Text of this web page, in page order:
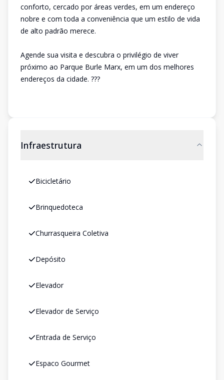
conforto, cercado por áreas verdes, em um endereço
nobre e com toda a conveniência que um estilo de vida
de alto padrão merece.
Agende sua visita e descubra o privilégio de viver
próximo ao Parque Burle Marx, em um dos melhores
endereços da cidade. ???
Infraestrutura
Bicicletário
Brinquedoteca
Churrasqueira Coletiva
Depósito
Elevador
Elevador de Serviço
Entrada de Serviço
Espaco Gourmet